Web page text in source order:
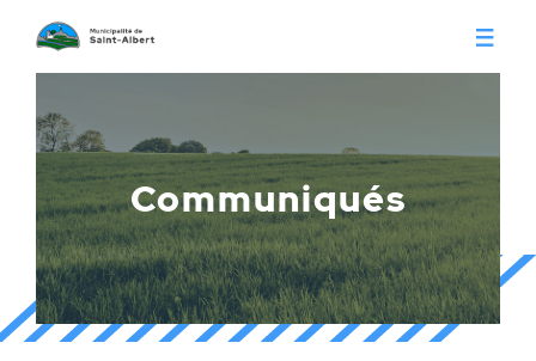
Infos pratiques
Citoyens
Séances du conseil
Appels d'offre
Avis publics
Conseil municipal
Calendrier municipal
Publications
Communiqués